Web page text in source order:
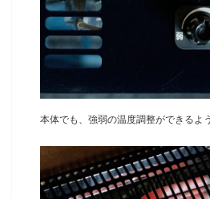
本体でも、強弱の温度調整ができるよ